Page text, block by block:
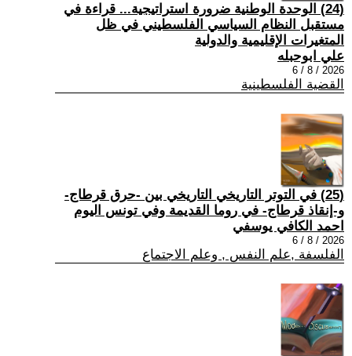
(24) الوحدة الوطنية ضرورة استراتيجية... قراءة في
مستقبل النظام السياسي الفلسطيني في ظل
المتغيرات الإقليمية والدولية
علي ابوحبله
2026 / 8 / 6
القضية الفلسطينية
(25) في التوتر التاريخي التاريخي بين -حرق قرطاج-
و-إنقاذ قرطاج- في روما القديمة وفي تونس اليوم
احمد الكافي يوسفي
2026 / 8 / 6
الفلسفة ,علم النفس , وعلم الاجتماع